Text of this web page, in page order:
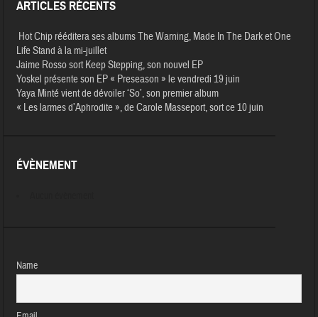
ARTICLES RÉCENTS
Hot Chip rééditera ses albums The Warning, Made In The Dark et One
Life Stand à la mi-juillet
Jaime Rosso sort Keep Stepping, son nouvel EP
Yoskel présente son EP « Preseason » le vendredi 19 juin
Yaya Minté vient de dévoiler ‘So’, son premier album
« Les larmes d’Aphrodite », de Carole Masseport, sort ce 10 juin
ÉVÈNEMENT
Name